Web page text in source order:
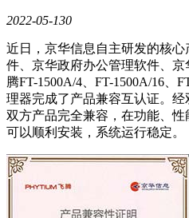
2022-05-130
近日，京华信息自主研发的核
件、京华政府办公管理软件、
腾FT-1500A/4、FT-1500A/16、
理器完成了产品兼容互认证。
双方产品完全兼容，在功能、性
可以顺利安装，系统运行稳定。